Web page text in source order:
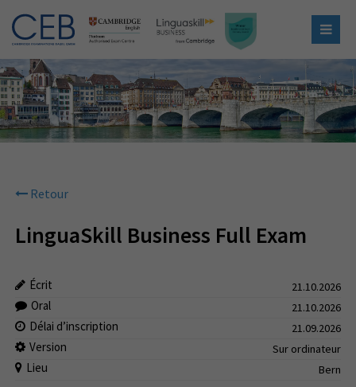
Retour
LinguaSkill Business Full Exam
Écrit 21.10.2026
Oral 21.10.2026
Délai d’inscription 21.09.2026
Version Sur ordinateur
Lieu Bern